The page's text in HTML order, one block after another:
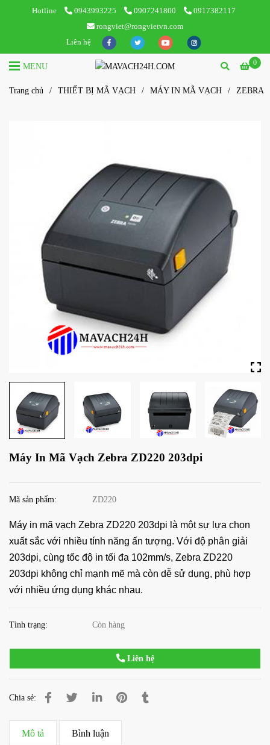
Hotline 0943993225 0907241800
0917382117
rongviet@rongvietvn.com
Liên hệ
0
MENU
Trang chủ / THIẾT BỊ MÃ VẠCH / MÁY IN MÃ VẠCH / ZEBRA
Máy In Mã Vạch Zebra ZD220 203dpi
Mã sản phẩm: ZD220
Máy in mã vạch Zebra ZD220 203dpi là một sự lựa chọn
xuất sắc với nhiều tính năng ấn tượng. Với độ phân giải
203dpi, cùng tốc độ in tối đa 102mm/s, Zebra ZD220
203dpi không chỉ mạnh mẽ mà còn dễ sử dụng, phù hợp
với nhiều ứng dụng khác nhau.
Tình trạng: Còn hàng
Liên hệ
Chia sẻ:
Mô tả Bình luận